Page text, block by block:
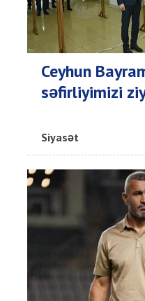
Ceyhun
səfirliyimizi
Siyasət